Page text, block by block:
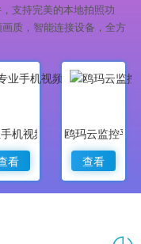
支持完美的本地拍照功
质，智能连接设备，全方
机视频监控
看
鸥玛云监控平
查看